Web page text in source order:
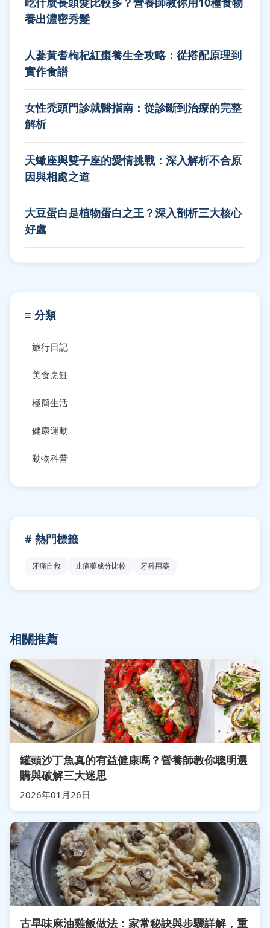
養出濃密秀髮
人蔘黃耆枸杞紅棗養生全攻略：從搭配原理到
實作食譜
女性禿頭門診就醫指南：從診斷到治療的完整
解析
天蠍座與雙子座的愛情挑戰：深入解析不合原
因與相處之道
大豆蛋白是植物蛋白之王？深入剖析三大核心
好處
≡ 分類
旅行日記
美食烹飪
極簡生活
健康運動
動物科普
# 熱門標籤
牙痛自救 止痛藥成分比較 牙科用藥
相關推薦
罐頭沙丁魚真的有益健康嗎？營養師教你聰明選
購與破解三大迷思
2026年01月26日
古早味麻油雞飯做法：家常秘訣與步驟詳解，重